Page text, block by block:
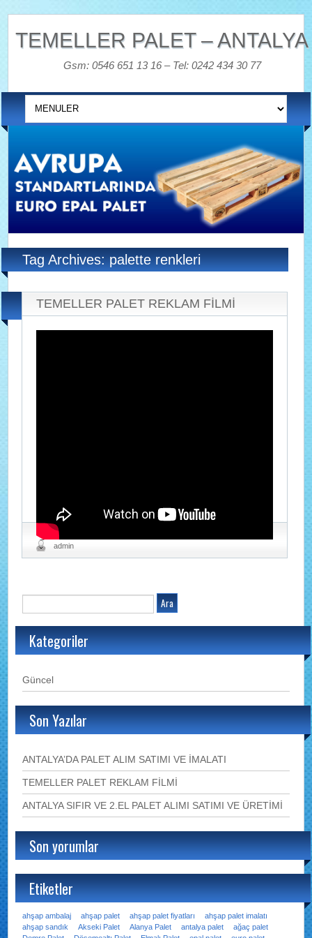
TEMELLER PALET – ANTALYA
Gsm: 0546 651 13 16 – Tel: 0242 434 30 77
Tag Archives: palette renkleri
TEMELLER PALET REKLAM FİLMİ
Mart 29, 2017 at 1:06 pm
admin
Kategoriler
Güncel
Son Yazılar
ANTALYA’DA PALET ALIM SATIMI VE İMALATI
TEMELLER PALET REKLAM FİLMİ
ANTALYA SIFIR VE 2.EL PALET ALIMI SATIMI VE ÜRETİMİ
Son yorumlar
Etiketler
ahşap ambalaj ahşap palet ahşap palet fiyatları
ahşap palet imalatı
ahşap sandık
Akseki Palet Alanya Palet antalya palet
ağaç palet